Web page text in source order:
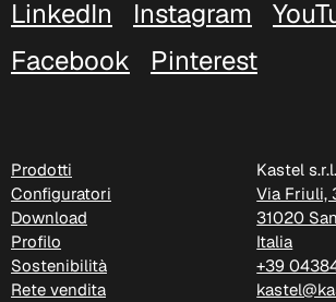
D 44P
LinkedIn Instagram
Facebook
Pinterest
Prodotti
Configuratori
Download
Profilo
Sostenibilità
Rete vendita
Kastel s.r.l.
Via Friuli,
31020
Italia
+39